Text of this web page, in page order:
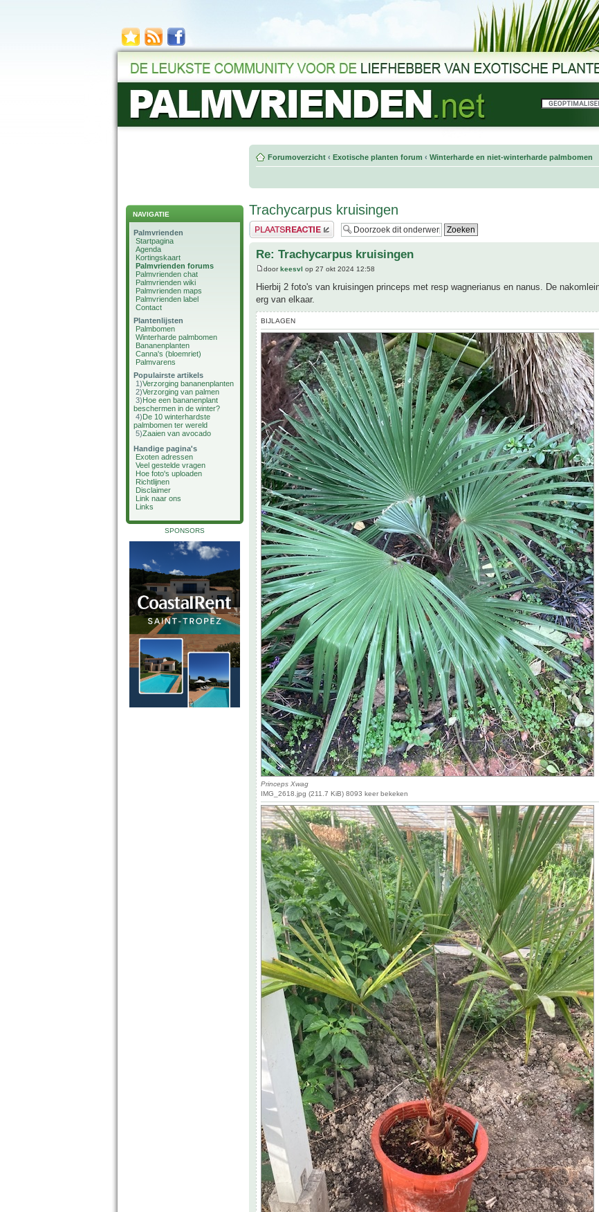
NAVIGATIE
Palmvrienden
Startpagina
Agenda
Kortingskaart
Palmvrienden forums
Palmvrienden chat
Palmvrienden wiki
Palmvrienden maps
Palmvrienden label
Contact
Plantenlijsten
Palmbomen
Winterharde palmbomen
Bananenplanten
Canna's (bloemriet)
Palmvarens
Populairste artikels
1)Verzorging bananenplanten
2)Verzorging van palmen
3)Hoe een bananenplant
beschermen in de winter?
4)De 10 winterhardste
palmbomen ter wereld
5)Zaaien van avocado
Handige pagina's
Exoten adressen
Veel gestelde vragen
Hoe foto's uploaden
Richtlijnen
Disclaimer
Link naar ons
Links
SPONSORS
Forumoverzicht ‹ Exotische planten forum ‹ Winterharde en niet-winterharde palmbomen
Trachycarpus kruisingen
Plaats een reactie
Re: Trachycarpus kruisingen
doorkeesvl op 27 okt 2024 12:58
Hierbij 2 foto's van kruisingen princeps met resp wagnerianus en nanus. De
erg van elkaar.
BIJLAGEN
Princeps Xwag
IMG_2618.jpg (211.7 KiB) 8093 keer bekeken